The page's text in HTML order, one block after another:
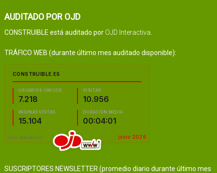
AUDITADO POR OJD
CONSTRUIBLE está auditado por OJD Interactiva
TRÁFICO WEB (durante último mes auditado disponible):
SUSCRIPTORES NEWSLETTER (promedio diario durante último mes